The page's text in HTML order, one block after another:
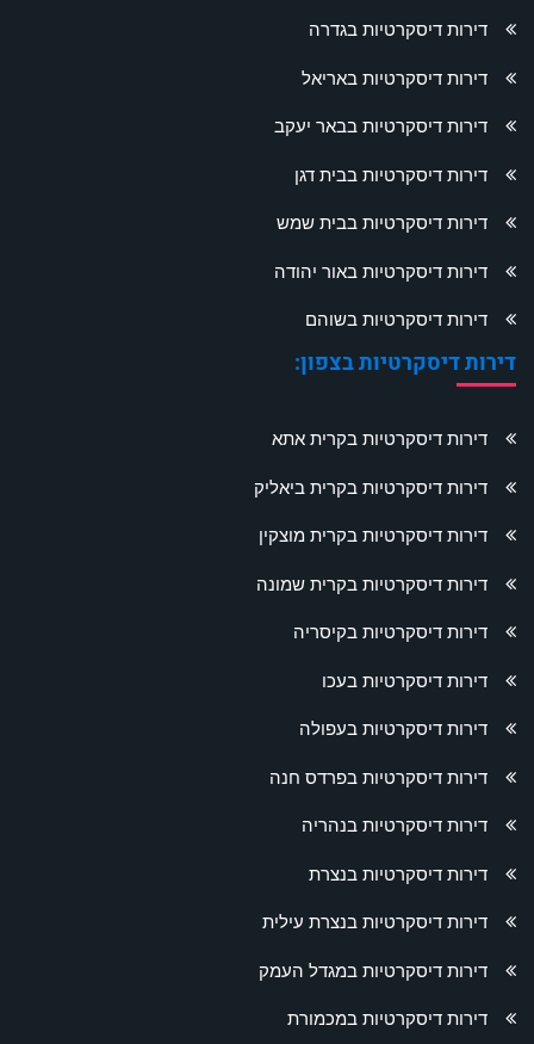
דירות דיסקרטיות בגדרה
דירות דיסקרטיות באריאל
דירות דיסקרטיות בבאר יעקב
דירות דיסקרטיות בבית דגן
דירות דיסקרטיות בבית שמש
דירות דיסקרטיות באור יהודה
דירות דיסקרטיות בשוהם
דירות דיסקרטיות בצפון:
דירות דיסקרטיות בקרית אתא
דירות דיסקרטיות בקרית ביאליק
דירות דיסקרטיות בקרית מוצקין
דירות דיסקרטיות בקרית שמונה
דירות דיסקרטיות בקיסריה
דירות דיסקרטיות בעכו
דירות דיסקרטיות בעפולה
דירות דיסקרטיות בפרדס חנה
דירות דיסקרטיות בנהריה
דירות דיסקרטיות בנצרת
דירות דיסקרטיות בנצרת עילית
דירות דיסקרטיות במגדל העמק
דירות דיסקרטיות במכמורת